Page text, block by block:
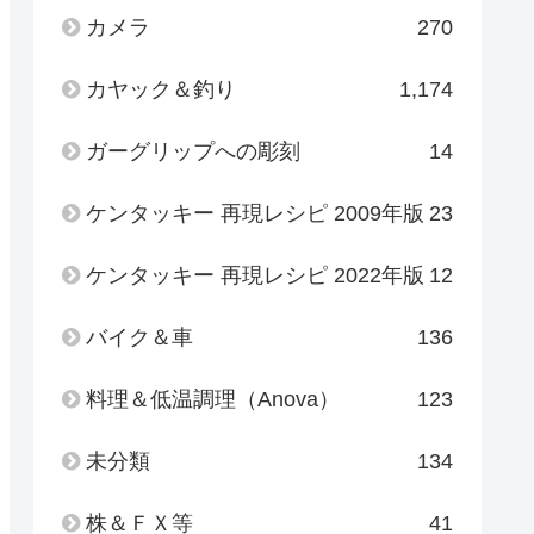
カメラ 270
カヤック＆釣り 1,174
ガーグリップへの彫刻 14
ケンタッキー 再現レシピ 2009年版 23
ケンタッキー 再現レシピ 2022年版 12
バイク＆車 136
料理＆低温調理（Anova） 123
未分類 134
株＆ＦＸ等 41